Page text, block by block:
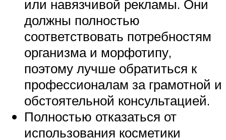
или навязчивой рекламы. Они
должны полностью
соответствовать потребностям
организма и морфотипу,
поэтому лучше обратиться к
профессионалам за грамотной и
обстоятельной консультацией.
Полностью отказаться от
использования косметики